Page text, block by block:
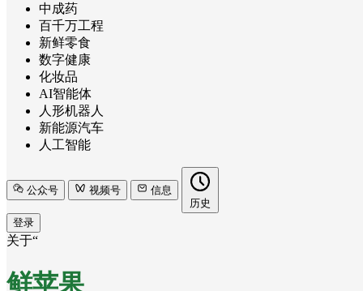
中成药
百千万工程
新鲜零食
数字健康
化妆品
AI智能体
人形机器人
新能源汽车
人工智能
公众号 视频号
信息
历史
登录
关于“
鲜苹果